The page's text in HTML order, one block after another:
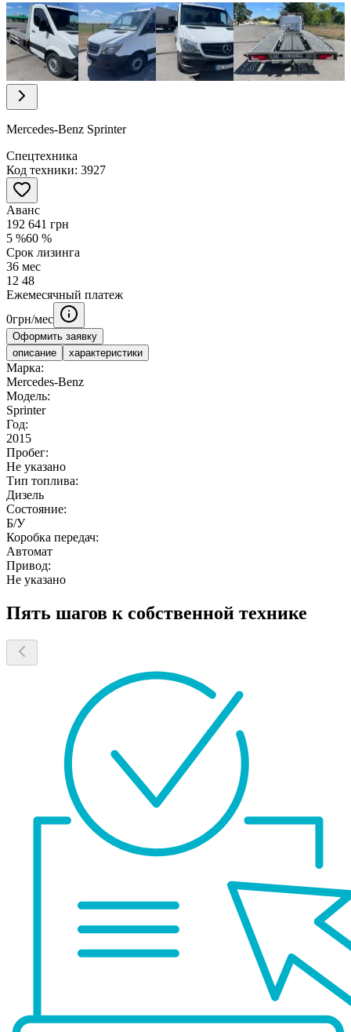
Item
1
of
Item
12
Mercedes-Benz Sprinter
Спецтехника
Код техники: 3927
Аванс
192 641 грн
5 %60 %
Срок лизинга
36 мес
12 48
Ежемесячный платеж
0грн/мес
Оформить заявку
описание
характеристики
Марка:
Mercedes-Benz
Модель:
Sprinter
Год:
2015
Пробег:
Не указано
Тип топлива:
Дизель
Состояние:
Б/У
Коробка передач:
Автомат
Привод:
Не указано
Пять шагов к собственной технике